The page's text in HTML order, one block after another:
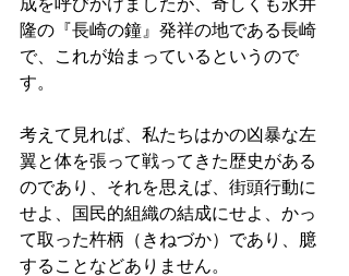
成を呼びかけましたが、奇しくも永井
隆の『長崎の鐘』発祥の地である長崎
で、これが始まっているというので
す。
考えて見れば、私たちはかの凶暴な左
翼と体を張って戦ってきた歴史がある
のであり、それを思えば、街頭行動に
せよ、国民的組織の結成にせよ、かっ
て取った杵柄（きねづか）であり、臆
することなどありません。